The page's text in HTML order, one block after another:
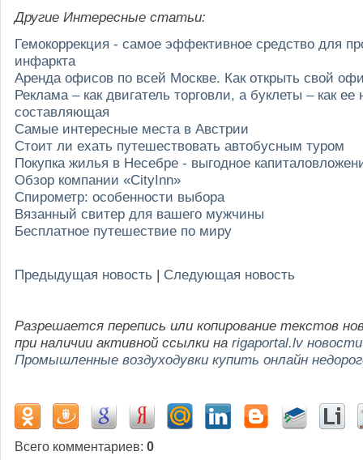
Другие Интересные статьи:
Гемокоррекция - самое эффективное средство для
инфаркта
Аренда офисов по всей Москве. Как открыть свой
Реклама – как двигатель торговли, а буклеты – как ее
составляющая
Самые интересные места в Австрии
Стоит ли ехать путешествовать автобусным туром
Покупка жилья в Несебре - выгодное
Обзор компании «CityInn»
Спирометр: особенности выбора
Вязанный свитер для вашего мужчины
Бесплатное путешествие по миру
Предыдущая новость | Следующая новость
Разрешается перепись или копирование текстов
при наличии активной ссылки на rigaportal.lv новости
Промышленные воздуходувки купить онлайн
Всего комментариев: 0